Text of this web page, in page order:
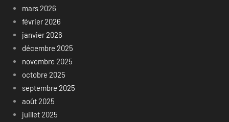
mars 2026
février 2026
janvier 2026
décembre 2025
novembre 2025
octobre 2025
septembre 2025
août 2025
juillet 2025